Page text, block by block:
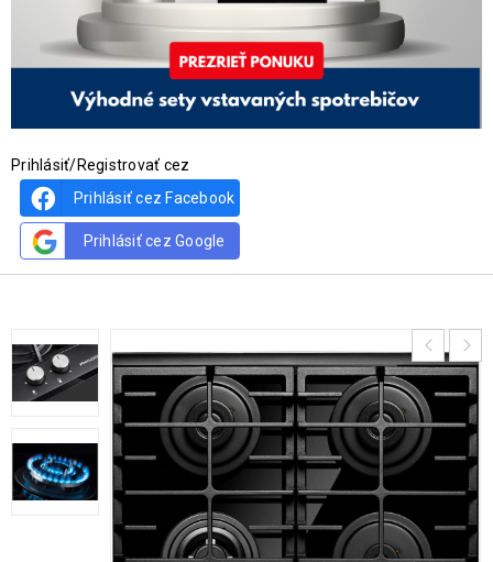
Prihlásiť/Registrovať cez
Prihlásiť cez Facebook
Prihlásiť cez Google